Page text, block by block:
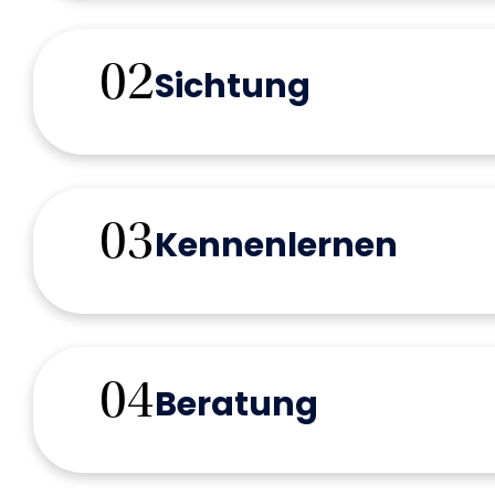
02Sichtung
Unser Recruiting-Team, sowie der
03Kennenlernen
Wenn uns deine Bewerbung überzeugt
Online. Wir
04Beratung
Nach dem persönlichen Gespräch